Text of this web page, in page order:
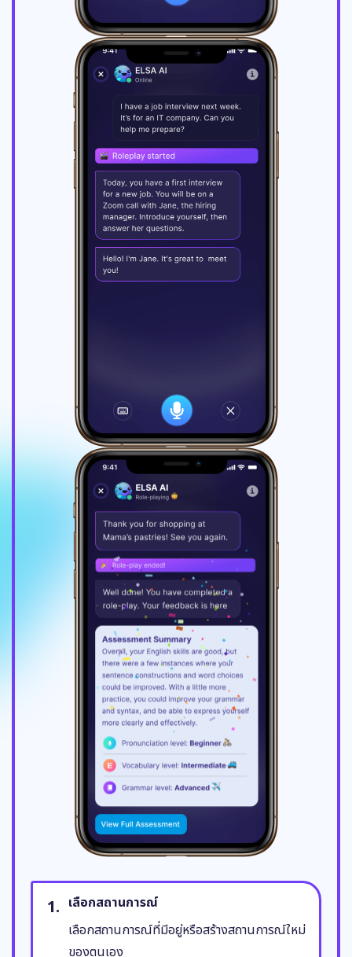
เลือกสถานการณ์
เลือกสถานการณ์ที่มีอยู่หรือสร้างสถานการณ์ใหม่
ของตนเอง